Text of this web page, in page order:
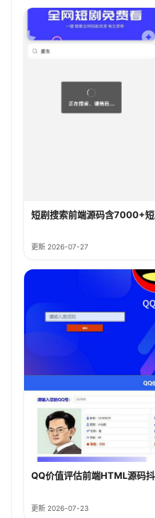
短剧搜索前端源码含7000+
更新 2026-07-27
QQ价值评估前端HTML源码
更新 2026-07-23